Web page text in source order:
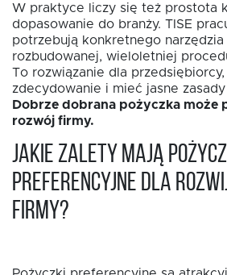
W praktyce liczy się też prostota
dopasowanie do branży. TISE
potrzebują konkretnego narzędzia
rozbudowanej, wieloletniej
To rozwiązanie dla
zdecydowanie i mieć jasne zasady
Dobrze dobrana pożyczka może
rozwój firmy.
Jakie zalety mają
preferencyjne dla
firmy?